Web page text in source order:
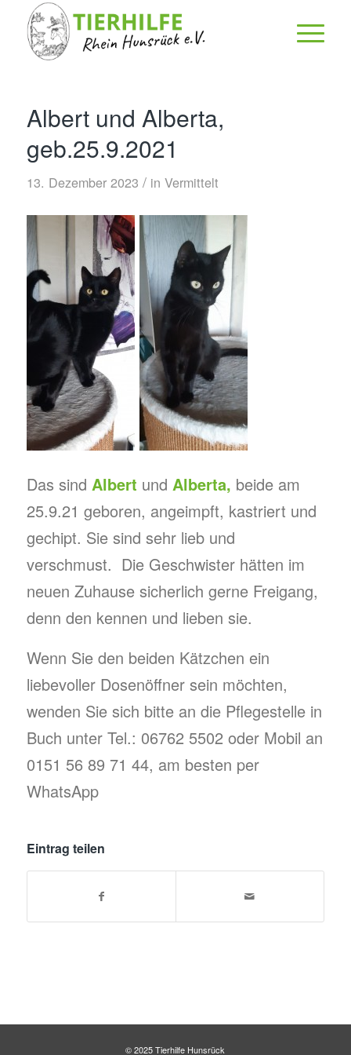
Albert und Alberta,
geb.25.9.2021
13. Dezember 2023 / in Vermittelt
Das sind Albert und Alberta, beide am
25.9.21 geboren, angeimpft, kastriert und
gechipt. Sie sind sehr lieb und
verschmust. Die Geschwister hätten im
neuen Zuhause sicherlich gerne Freigang,
denn den kennen und lieben sie.
Wenn Sie den beiden Kätzchen ein
liebevoller Dosenöffner sein möchten,
wenden Sie sich bitte an die Pflegestelle in
Buch unter Tel.: 06762 5502 oder Mobil an
0151 56 89 71 44, am besten per
WhatsApp
Eintrag teilen
© 2025 Tierhilfe Hunsrück